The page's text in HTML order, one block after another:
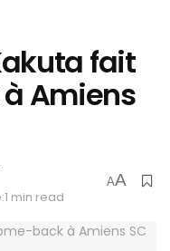
fait
Amiens
min read
AA